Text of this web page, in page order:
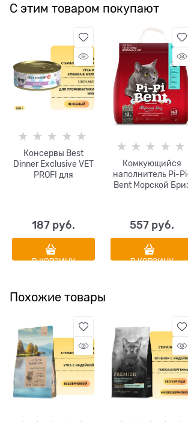
С этим товаром покупают
Консервы Best
Dinner Exclusive VET
PROFI для
Urinary
187 руб.
В КОРЗИНУ
Комкующийся
наполнитель Pi-
Bent Морской
557 руб.
В КОРЗИНУ
Похожие товары